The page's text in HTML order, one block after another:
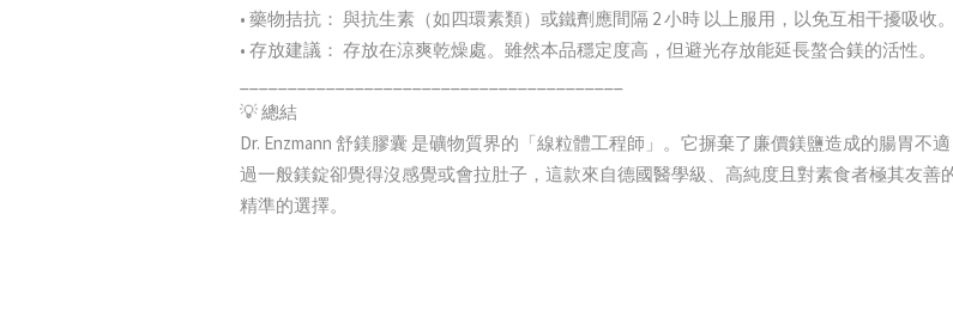
• 藥物拮抗： 與抗生素（如四環素類）或鐵劑應間隔 2 小時 以上服用，以免互相干擾吸收。
• 存放建議： 存放在涼爽乾燥處。雖然本品穩定度高，但避光存放能延長螯合鎂的活性。
💡 總結
Dr. Enzmann 舒鎂膠囊 是礦物質界的「線粒體工程師」。它摒棄了廉價鎂鹽造成的腸胃不
過一般鎂錠卻覺得沒感覺或會拉肚子，這款來自德國醫學級、高純度且對素食者極其友
精準的選擇。